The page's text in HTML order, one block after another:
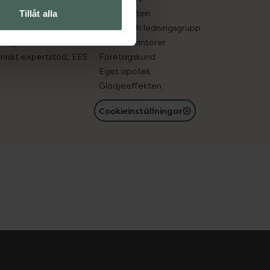
Tillåt alla
in gammal medicin
expertstöd, EES
Samarbeten
Ägare och ledningsgrupp
För leverantörer
Företagskund
Eget apotek
Glädjeeffekten
Cookieinställningar